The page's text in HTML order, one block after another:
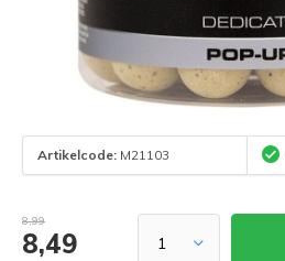
Artikelcode: M21103
8,99
8,49